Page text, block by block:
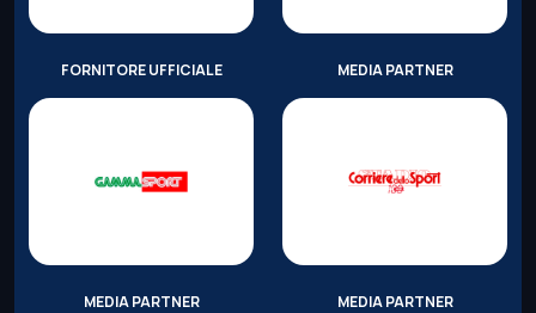
FORNITORE UFFICIALE MEDIA PARTNER
MEDIA PARTNER MEDIA PARTNER